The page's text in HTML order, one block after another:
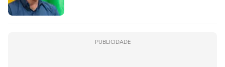
PUBLICIDADE